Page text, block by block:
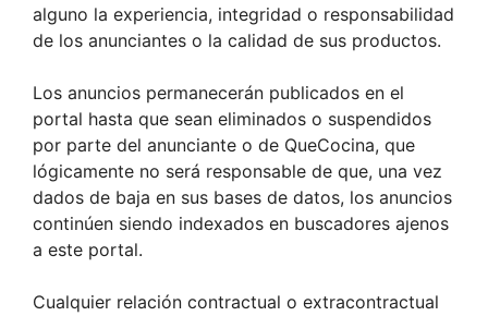
alguno la experiencia, integridad o responsabilidad
de los anunciantes o la calidad de sus productos.
Los anuncios permanecerán publicados en el
portal hasta que sean eliminados o suspendidos
por parte del anunciante o de QueCocina, que
lógicamente no será responsable de que, una vez
dados de baja en sus bases de datos, los anuncios
continúen siendo indexados en buscadores ajenos
a este portal.
Cualquier relación contractual o extracontractual